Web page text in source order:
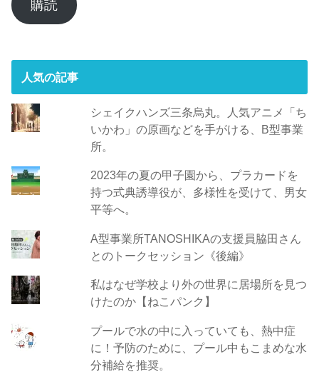
ド
購読
人気の記事
シェイクハンズ三条烏丸。人気アニメ「ち
いかわ」の原画などを手がける、B型事業
所。
2023年の夏の甲子園から、プラカードを
持つ式典誘導役が、多様性を受けて、男女
平等へ。
A型事業所TANOSHIKAの支援員脇田さん
とのトークセッション《後編》
私はなぜ学校より外の世界に居場所を見つ
けたのか【ねこパンク】
プールで水の中に入っていても、熱中症
に！予防のために、プール中もこまめな水
分補給を推奨。